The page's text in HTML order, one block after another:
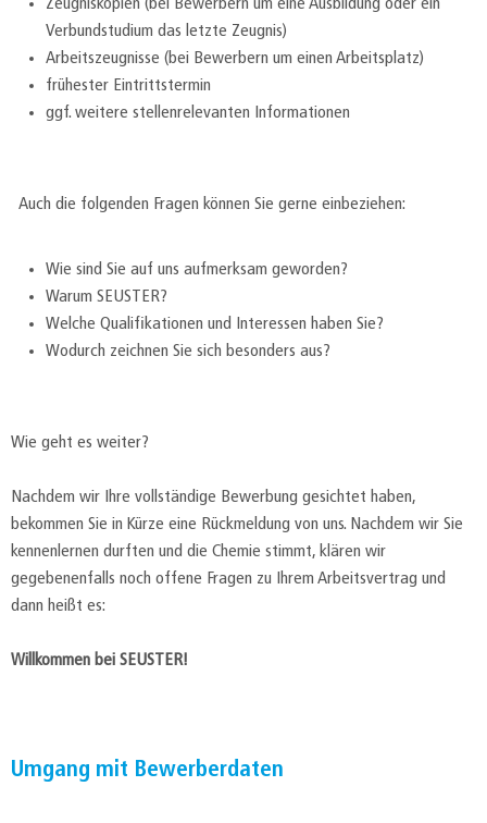
Zeugniskopien (bei Bewerbern um eine Ausbildung oder ein
Verbundstudium das letzte Zeugnis)
Arbeitszeugnisse (bei Bewerbern um einen Arbeitsplatz)
frühester Eintrittstermin
ggf. weitere stellenrelevanten Informationen
Auch die folgenden Fragen können Sie gerne einbeziehen:
Wie sind Sie auf uns aufmerksam geworden?
Warum SEUSTER?
Welche Qualifikationen und Interessen haben Sie?
Wodurch zeichnen Sie sich besonders aus?
Wie geht es weiter?
Nachdem wir Ihre vollständige Bewerbung gesichtet haben,
bekommen Sie in Kürze eine Rückmeldung von uns. Nachdem wir Sie
kennenlernen durften und die Chemie stimmt, klären wir
gegebenenfalls noch offene Fragen zu Ihrem Arbeitsvertrag und
dann heißt es:
Willkommen bei SEUSTER!
Umgang mit Bewerberdaten